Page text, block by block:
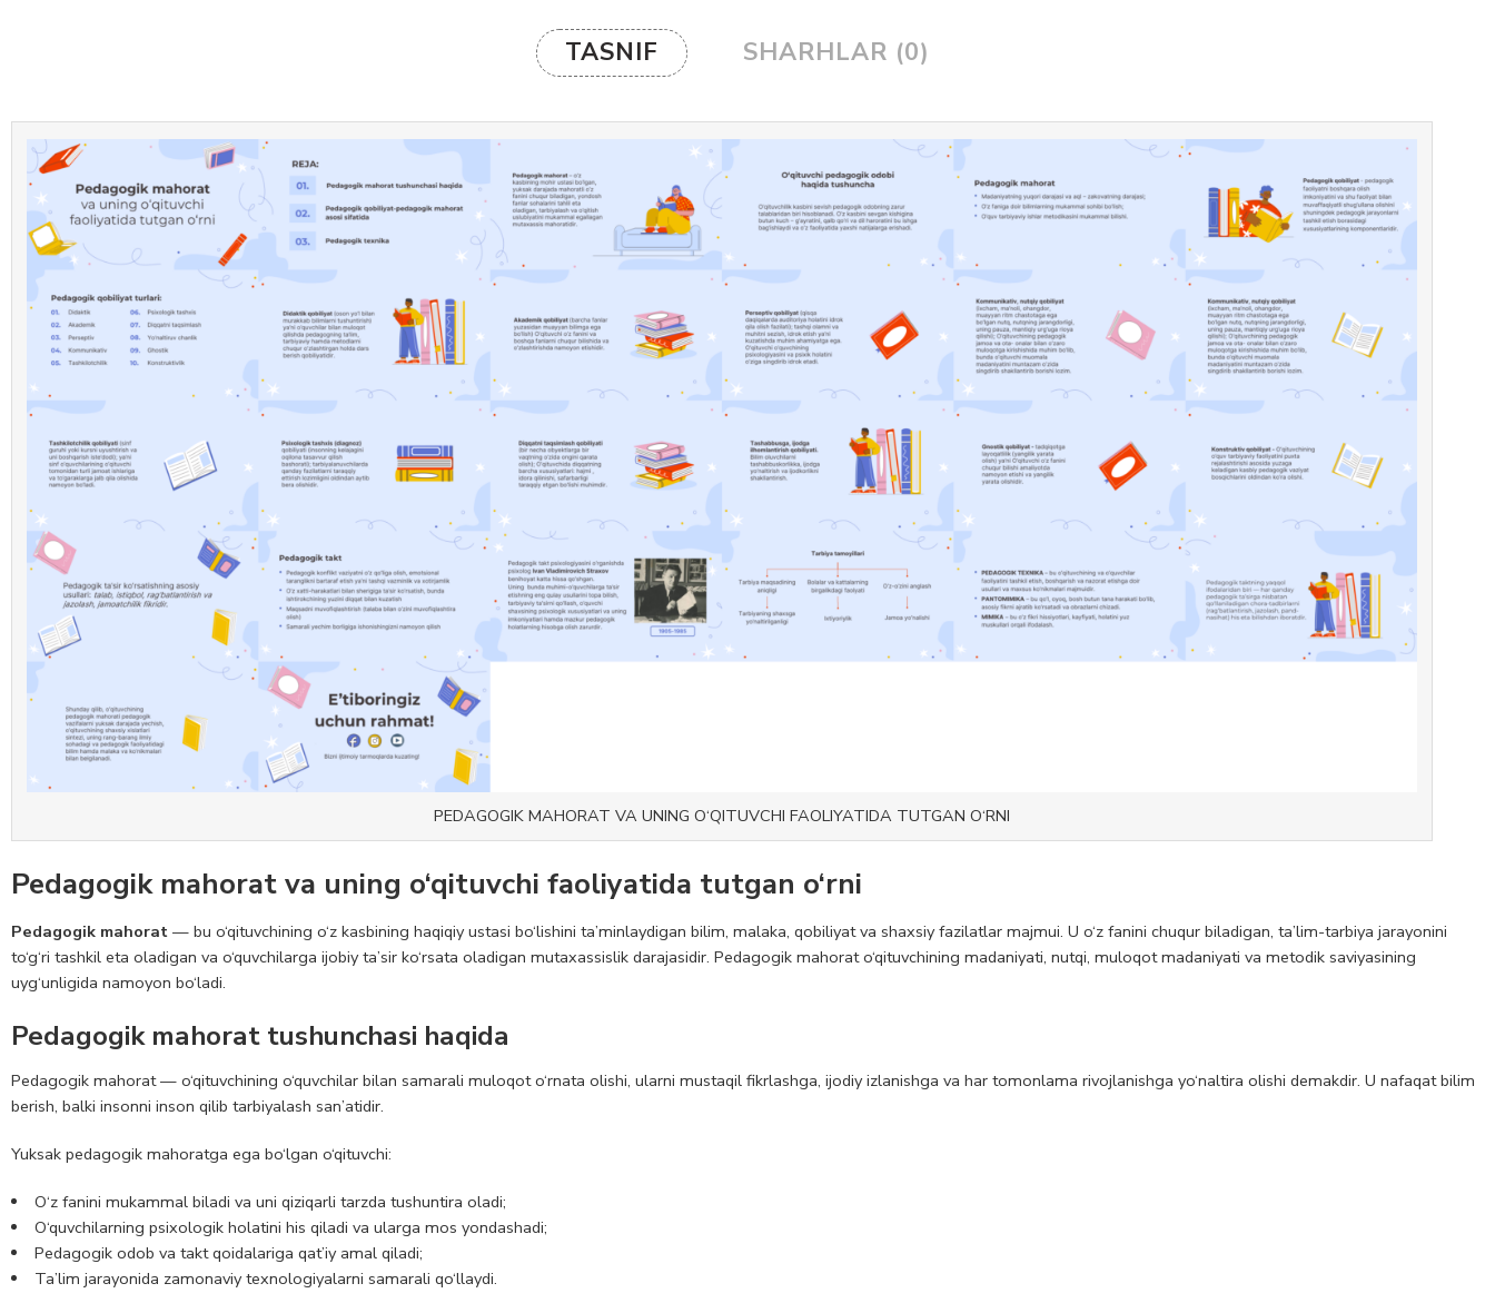
TASNIF SHARHLAR (0)
PEDAGOGIK MAHORAT VA UNING O‘QITUVCHI FAOLIYATIDA TUTGAN O‘RNI
Pedagogik mahorat va uning o‘qituvchi faoliyatida tutgan o‘rni
Pedagogik mahorat — bu o‘qituvchining o‘z kasbining haqiqiy ustasi bo‘lishini ta’minlaydigan bilim, malaka, qobiliyat va shaxsiy fazilatlar majmui. U o‘z fanini chuqur biladigan, ta’lim-tarbiya jarayonini
to‘g‘ri tashkil eta oladigan va o‘quvchilarga ijobiy ta’sir ko‘rsata oladigan mutaxassislik darajasidir. Pedagogik mahorat o‘qituvchining madaniyati, nutqi, muloqot madaniyati va metodik saviyasining
uyg‘unligida namoyon bo‘ladi.
Pedagogik mahorat tushunchasi haqida
Pedagogik mahorat — o‘qituvchining o‘quvchilar bilan samarali muloqot o‘rnata olishi, ularni mustaqil fikrlashga, ijodiy izlanishga va har tomonlama rivojlanishga yo‘naltira olishi demakdir. U nafaqat bilim
berish, balki insonni inson qilib tarbiyalash san’atidir.
Yuksak pedagogik mahoratga ega bo‘lgan o‘qituvchi:
O‘z fanini mukammal biladi va uni qiziqarli tarzda tushuntira oladi;
O‘quvchilarning psixologik holatini his qiladi va ularga mos yondashadi;
Pedagogik odob va takt qoidalariga qat’iy amal qiladi;
Ta’lim jarayonida zamonaviy texnologiyalarni samarali qo‘llaydi.